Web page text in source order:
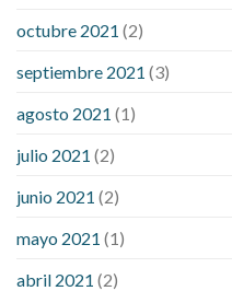
octubre 2021 (2)
septiembre 2021 (3)
agosto 2021 (1)
julio 2021 (2)
junio 2021 (2)
mayo 2021 (1)
abril 2021 (2)